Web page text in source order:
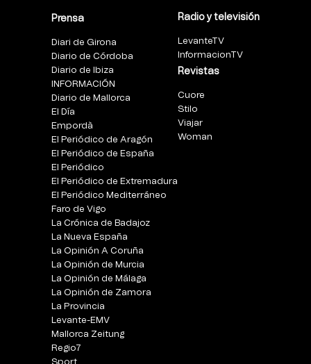
Prensa
Diari de Girona
Diario de Córdoba
Diario de Ibiza
INFORMACIÓN
Diario de Mallorca
El Día
Empordà
El Periódico de Aragón
El Periódico de España
El Periódico
El Periódico de Extremadura
El Periódico Mediterráneo
Faro de Vigo
La Crónica de Badajoz
La Nueva España
La Opinión A Coruña
La Opinión de Murcia
La Opinión de Málaga
La Opinión de Zamora
La Provincia
Levante-EMV
Mallorca Zeitung
Regio7
Radio y televisión
LevanteTV
InformacionTV
Revistas
Cuore
Stilo
Viajar
Woman